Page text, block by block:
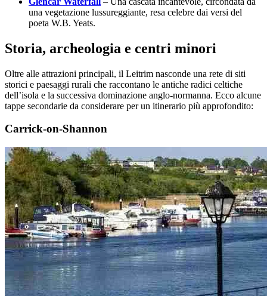
una vegetazione lussureggiante, resa celebre dai versi del
poeta W.B. Yeats.
Storia, archeologia e centri minori
Oltre alle attrazioni principali, il Leitrim nasconde una rete di siti
storici e paesaggi rurali che raccontano le antiche radici celtiche
dell’isola e la successiva dominazione anglo-normanna. Ecco alcune
tappe secondarie da considerare per un itinerario più approfondito:
Carrick-on-Shannon